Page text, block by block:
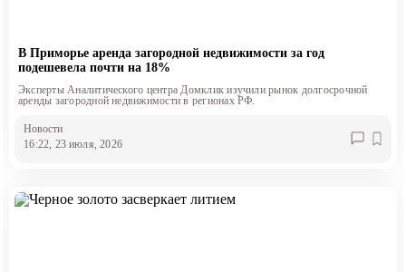
В Приморье аренда загородной недвижимости за год
подешевела почти на 18%
Эксперты Аналитического центра Домклик изучили рынок долгосрочной
аренды загородной недвижимости в регионах РФ.
Новости
16:22, 23 июля, 2026